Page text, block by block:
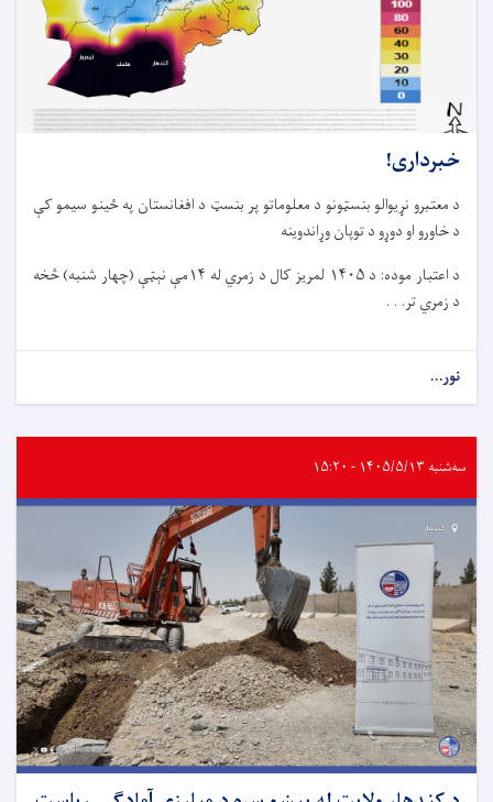
خبرداری!
د معتبرو نړیوالو بنسټونو د معلوماتو پر بنسټ د افغانستان په ځینو سیمو کې
د خاورو او دوړو د توپان وړاندوینه
د اعتبار موده: د ۱۴۰۵ لمریز کال د زمري له ۱۴مې نېټې (چهار شنبه) څخه
د زمري تر. . .
نور...
سه‌شنبه ۱۴۰۵/۵/۱۳ - ۱۵:۲۰